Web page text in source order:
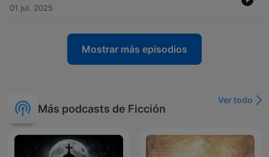
01 jul. 2025
Mostrar más episodios
Más podcasts de Ficción
Ver todo